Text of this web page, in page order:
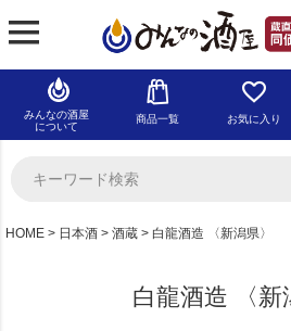
みんなの酒屋
について
商品一覧 お気に入り
HOME 日本酒 酒蔵 白龍酒造 〈新潟県〉
白龍酒造 〈新